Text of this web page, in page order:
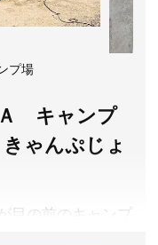
上450円、中学生
料 ※各種割引等の詳
日) ※８月は第１月
まで約45分。JR江
和島駅より車で約
約20分。四万十市江
プ場
キャンプ
ゃんぷじょ
目の前のキャンプ